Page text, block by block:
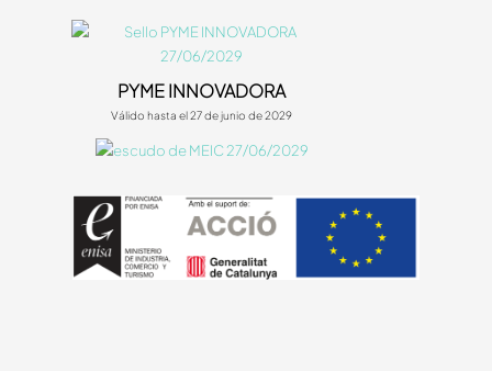
PYME INNOVADORA
Válido hasta el 27 de junio de 2029